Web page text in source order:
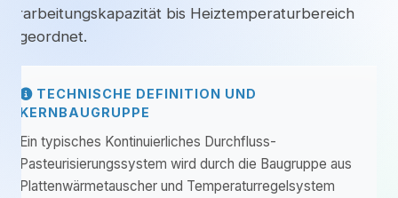
bis Heiztemperaturbereich
TECHNISCHE DEFINITION UND
KERNBAUGRUPPE
Ein typisches Kontinuierliches Durchfluss-
Pasteurisierungssystem wird durch die Baugruppe aus
Plattenwärmetauscher und Temperaturregelsystem